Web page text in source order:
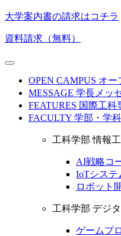
大学案内書の請求はコチラ
資料請求（無料）
OPEN CAMPUS オー
MESSAGE 学長メッ
FEATURES 国際工科
FACULTY 学部・学科
工科学部 情報
AI戦略コ
IoTシステ
ロボット
工科学部 デジ
ゲームプ